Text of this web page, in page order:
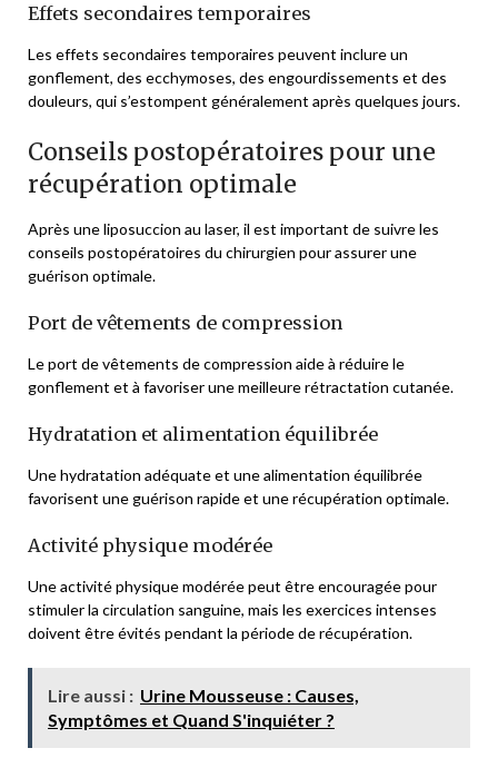
Effets secondaires temporaires
Les effets secondaires temporaires peuvent inclure un
gonflement, des ecchymoses, des engourdissements et des
douleurs, qui s’estompent généralement après quelques jours.
Conseils postopératoires pour une
récupération optimale
Après une liposuccion au laser, il est important de suivre les
conseils postopératoires du chirurgien pour assurer une
guérison optimale.
Port de vêtements de compression
Le port de vêtements de compression aide à réduire le
gonflement et à favoriser une meilleure rétractation cutanée.
Hydratation et alimentation équilibrée
Une hydratation adéquate et une alimentation équilibrée
favorisent une guérison rapide et une récupération optimale.
Activité physique modérée
Une activité physique modérée peut être encouragée pour
stimuler la circulation sanguine, mais les exercices intenses
doivent être évités pendant la période de récupération.
Lire aussi : Urine Mousseuse : Causes,
Symptômes et Quand S'inquiéter ?